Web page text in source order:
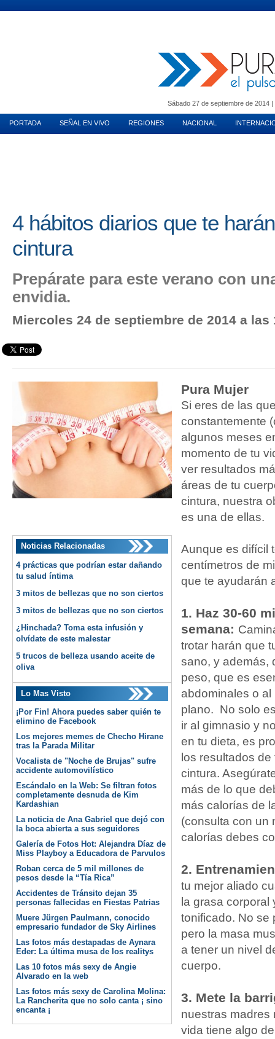
Sábado 27 de septiembre de 2014
PORTADA SEÑAL EN VIVO REGIONES NACIONAL
4 hábitos diarios que te
cintura
Prepárate para este verano con
envidia.
Miercoles 24 de septiembre de 2014 a las
Noticias Relacionadas
4 prácticas que podrían estar dañando
tu salud íntima
3 mitos de bellezas que no son ciertos
3 mitos de bellezas que no son ciertos
¿Hinchada? Toma esta infusión y
olvídate de este malestar
5 trucos de belleza usando aceite de
oliva
Lo Mas Visto
¡Por Fin! Ahora puedes saber quién te
elimino de Facebook
Los mejores memes de Checho Hirane
tras la Parada Militar
Vocalista de "Noche de Brujas" sufre
accidente automovilístico
Escándalo en la Web: Se filtran fotos
completamente desnuda de Kim
Kardashian
La noticia de Ana Gabriel que dejó con
la boca abierta a sus seguidores
Galería de Fotos Hot: Alejandra Díaz de
Miss Playboy a Educadora de Parvulos
Roban cerca de 5 mil millones de
pesos desde la “Tía Rica”
Accidentes de Tránsito dejan 35
personas fallecidas en Fiestas Patrias
Muere Jürgen Paulmann, conocido
empresario fundador de Sky Airlines
Las fotos más destapadas de Aynara
Eder: La última musa de los realitys
Las 10 fotos más sexy de Angie
Alvarado en la web
Las fotos más sexy de Carolina Molina:
La Rancherita que no solo canta ¡ sino
encanta ¡
Pura Mujer
Si eres de las
constantemente
algunos meses
momento de tu
ver resultados
áreas de tu
cintura, nuestra
es una de ellas.
Aunque es difícil
centímetros de
que te ayudarán
1. Haz 30-60
semana:
trotar harán que
sano, y además,
peso, que es
abdominales o
plano. No solo
ir al gimnasio y
en tu dieta, es
los resultados
cintura.
más de lo que
más calorías de
(consulta con un
calorías debes
2.
tu mejor aliado
la grasa
tonificado. No se
pero la masa
a tener un nivel
cuerpo.
3. Mete la
nuestras madres
vida tiene algo